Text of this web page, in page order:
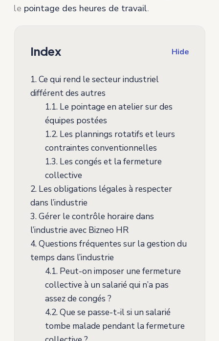
le pointage des heures de travail.
Index Hide
1.Ce qui rend le secteur industriel
différent des autres
1.1.Le pointage en atelier sur des
équipes postées
1.2.Les plannings rotatifs et leurs
contraintes conventionnelles
1.3.Les congés et la fermeture
collective
2.Les obligations légales à respecter
dans l’industrie
3.Gérer le contrôle horaire dans
l’industrie avec Bizneo HR
4.Questions fréquentes sur la gestion du
temps dans l’industrie
4.1.Peut-on imposer une fermeture
collective à un salarié qui n’a pas
assez de congés ?
4.2.Que se passe-t-il si un salarié
tombe malade pendant la fermeture